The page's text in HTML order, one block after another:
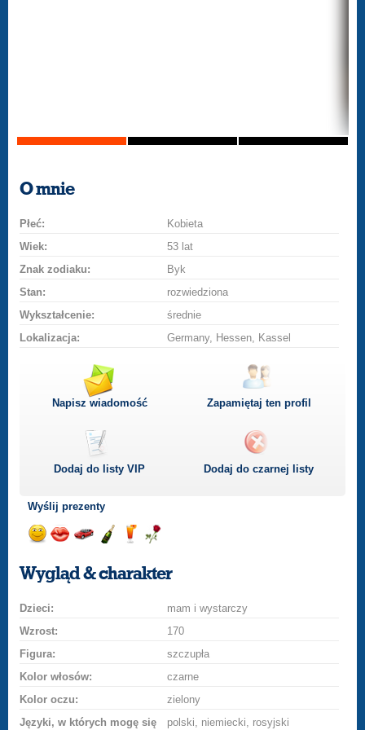
O mnie
Płeć:
Kobieta
Wiek:
53 lat
Znak zodiaku:
Byk
Stan:
rozwiedziona
Wykształcenie:
średnie
Lokalizacja:
Germany, Hessen, Kassel
Napisz wiadomość Zapamiętaj ten profil
Dodaj do listyVIP Dodaj do czarnej listy
Wyślij prezenty
uśmiech
buziakasamochodem
szampana
drinka
różę
Wygląd & charakter
Dzieci:
mam i wystarczy
Wzrost:
170
Figura:
szczupła
Kolor włosów:
czarne
Kolor oczu:
zielony
Języki, w których mogę się
polski, niemiecki, rosyjski